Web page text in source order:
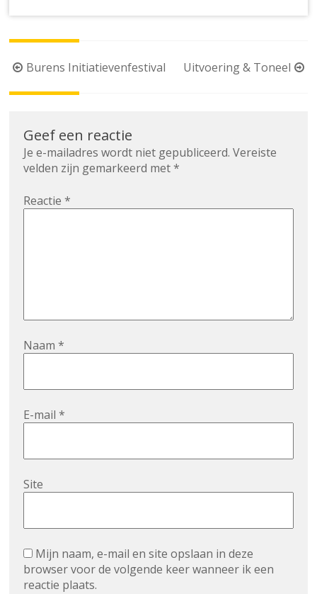
Berichtnavigatie
Burens Initiatievenfestival Uitvoering & Toneel
Geef een reactie
Je e-mailadres wordt niet gepubliceerd. Vereiste
velden zijn gemarkeerd met*
Reactie*
Naam*
E-mail*
Site
Mijn naam, e-mail en site opslaan in deze
browser voor de volgende keer wanneer ik een
reactie plaats.